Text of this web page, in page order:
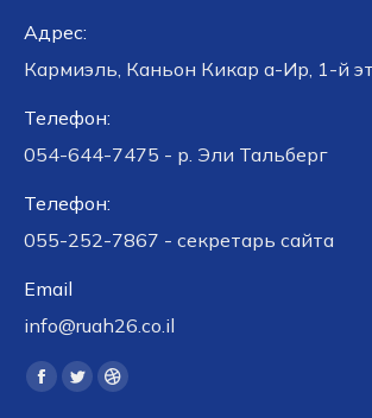
Адрес:
Кармиэль, Каньон Кикар а-Ир, 1-й
Телефон:
054-644-7475 - р. Эли Тальберг
Телефон:
055-252-7867 - секретарь сайта
Email
info@ruah26.co.il
Ищите нас:
Страница
Страница
Страница